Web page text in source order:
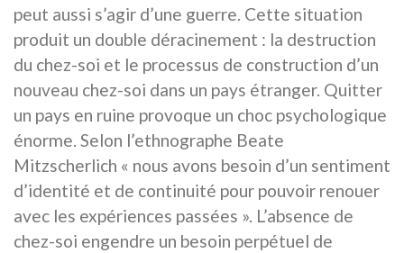
peut aussi s’agir d’une guerre. Cette situation
produit un double déracinement : la destruction
du chez-soi et le processus de construction d’un
nouveau chez-soi dans un pays étranger. Quitter
un pays en ruine provoque un choc psychologique
énorme. Selon l’ethnographe Beate
Mitzscherlich « nous avons besoin d’un sentiment
d’identité et de continuité pour pouvoir renouer
avec les expériences passées ». L’absence de
chez-soi engendre un besoin perpétuel de